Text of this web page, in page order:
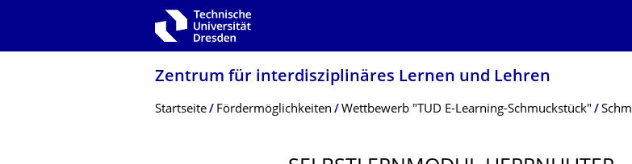
Zur Hauptnavigation springen
Zentrum für interdisziplinäres Lernen und Lehren
Breadcrumb-Menü
Startseite Fördermöglichkeiten Wettbewerb "TUD E-Learning-Schmuckstück"